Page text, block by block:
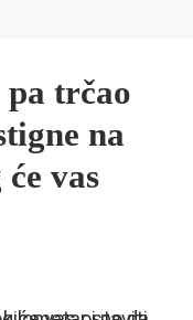
pa trčao
na
vas